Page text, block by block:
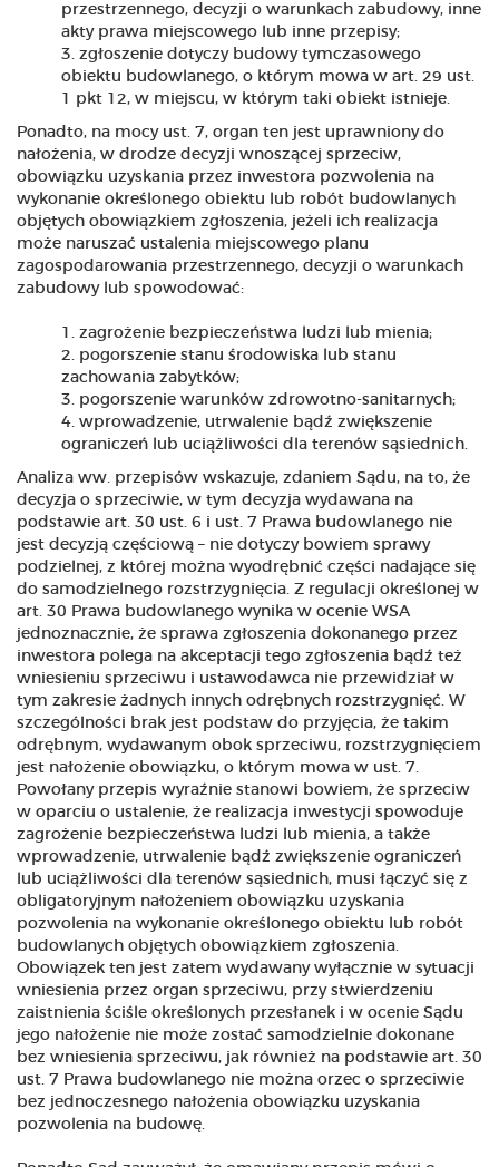
przestrzennego, decyzji o warunkach zabudowy, inne
akty prawa miejscowego lub inne przepisy;
zgłoszenie dotyczy budowy tymczasowego
obiektu budowlanego, o którym mowa w art. 29 ust.
1 pkt 12, w miejscu, w którym taki obiekt istnieje.
Ponadto, na mocy ust. 7, organ ten jest uprawniony do
nałożenia, w drodze decyzji wnoszącej sprzeciw,
obowiązku uzyskania przez inwestora pozwolenia na
wykonanie określonego obiektu lub robót budowlanych
objętych obowiązkiem zgłoszenia, jeżeli ich realizacja
może naruszać ustalenia miejscowego planu
zagospodarowania przestrzennego, decyzji o warunkach
zabudowy lub spowodować:
zagrożenie bezpieczeństwa ludzi lub mienia;
pogorszenie stanu środowiska lub stanu
zachowania zabytków;
pogorszenie warunków zdrowotno-sanitarnych;
wprowadzenie, utrwalenie bądź zwiększenie
ograniczeń lub uciążliwości dla terenów sąsiednich.
Analiza ww. przepisów wskazuje, zdaniem Sądu, na to, że
decyzja o sprzeciwie, w tym decyzja wydawana na
podstawie art. 30 ust. 6 i ust. 7 Prawa budowlanego nie
jest decyzją częściową – nie dotyczy bowiem sprawy
podzielnej, z której można wyodrębnić części nadające się
do samodzielnego rozstrzygnięcia. Z regulacji określonej w
art. 30 Prawa budowlanego wynika w ocenie WSA
jednoznacznie, że sprawa zgłoszenia dokonanego przez
inwestora polega na akceptacji tego zgłoszenia bądź też
wniesieniu sprzeciwu i ustawodawca nie przewidział w
tym zakresie żadnych innych odrębnych rozstrzygnięć. W
szczególności brak jest podstaw do przyjęcia, że takim
odrębnym, wydawanym obok sprzeciwu, rozstrzygnięciem
jest nałożenie obowiązku, o którym mowa w ust. 7.
Powołany przepis wyraźnie stanowi bowiem, że sprzeciw
w oparciu o ustalenie, że realizacja inwestycji spowoduje
zagrożenie bezpieczeństwa ludzi lub mienia, a także
wprowadzenie, utrwalenie bądź zwiększenie ograniczeń
lub uciążliwości dla terenów sąsiednich, musi łączyć się z
obligatoryjnym nałożeniem obowiązku uzyskania
pozwolenia na wykonanie określonego obiektu lub robót
budowlanych objętych obowiązkiem zgłoszenia.
Obowiązek ten jest zatem wydawany wyłącznie w sytuacji
wniesienia przez organ sprzeciwu, przy stwierdzeniu
zaistnienia ściśle określonych przesłanek i w ocenie Sądu
jego nałożenie nie może zostać samodzielnie dokonane
bez wniesienia sprzeciwu, jak również na podstawie art. 30
ust. 7 Prawa budowlanego nie można orzec o sprzeciwie
bez jednoczesnego nałożenia obowiązku uzyskania
pozwolenia na budowę.